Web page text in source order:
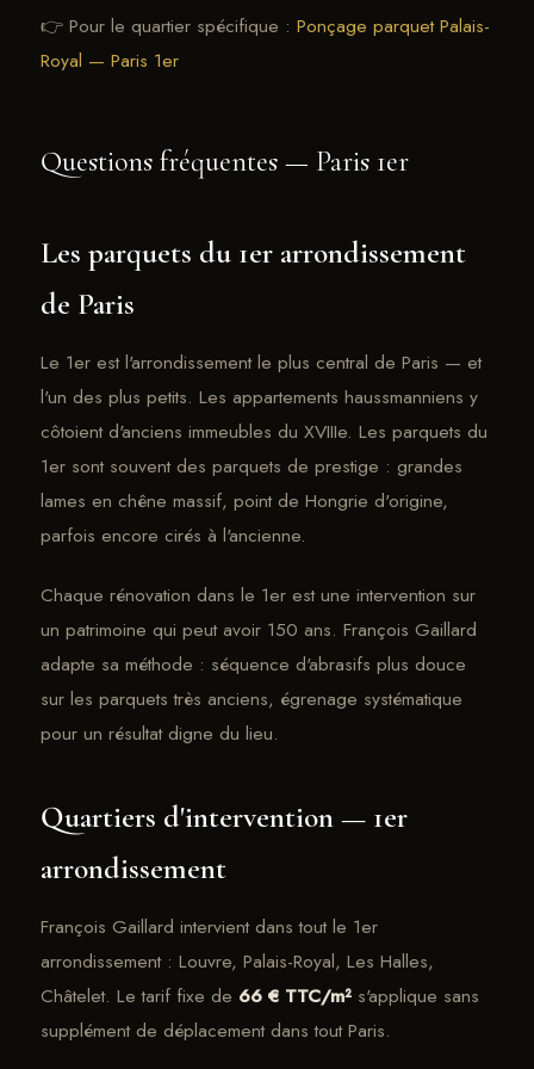
👉 Pour le quartier spécifique : Ponçage parquet Palais-
Royal — Paris 1er
Questions fréquentes — Paris 1er
Les parquets du 1er arrondissement
de Paris
Le 1er est l'arrondissement le plus central de Paris — et
l'un des plus petits. Les appartements haussmanniens y
côtoient d'anciens immeubles du XVIIIe. Les parquets du
1er sont souvent des parquets de prestige : grandes
lames en chêne massif, point de Hongrie d'origine,
parfois encore cirés à l'ancienne.
Chaque rénovation dans le 1er est une intervention sur
un patrimoine qui peut avoir 150 ans. François Gaillard
adapte sa méthode : séquence d'abrasifs plus douce
sur les parquets très anciens, égrenage systématique
pour un résultat digne du lieu.
Quartiers d'intervention — 1er
arrondissement
François Gaillard intervient dans tout le 1er
arrondissement : Louvre, Palais-Royal, Les Halles,
Châtelet. Le tarif fixe de 66 € TTC/m² s'applique sans
supplément de déplacement dans tout Paris.